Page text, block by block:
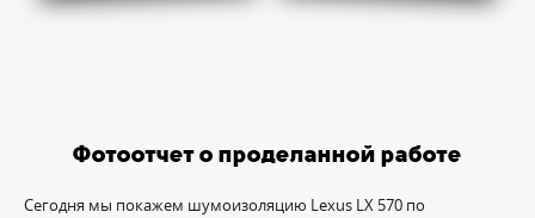
Фотоотчет о проделанной работе
Сегодня мы покажем шумоизоляцию Lexus LX 570 по